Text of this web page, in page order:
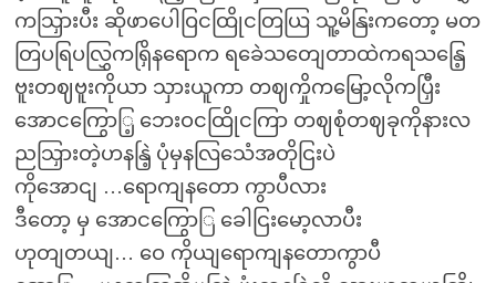
ကသြှားပီး ဆိုဖာပေါဝြငထြိုငတြယြ သူ့မိနြးကတော့ မတ
တြပရြပလြွှကရြှိနရောက ရခေဲသတျေတာထဲကရသနြေ့
ဗူးတဈဗူးကိုယာ သှားယူကာ တဈကှိုကမြော့လိုကပြှီး
အောငကြွောြ့ ဘေးဝငထြိုငကြာ တဈစုံတဈခုကိုနားလ
ညသြှားတဲ့ဟနနြဲ့ ပုံမှနလြသေံအတိုငြးပဲ
ကိုအောငျ …ရောကျနတော ကွာပီလား
ဒီတော့ မှ အောငကြွောြ ခေါငြးမော့လာပီး
ဟုတျတယျ… ဝေ ကိုယျရောကျနတောကွာပီ